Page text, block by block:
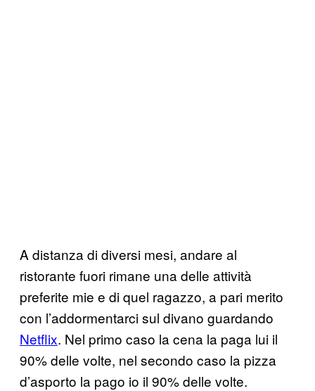
A distanza di diversi mesi, andare al
ristorante fuori rimane una delle attività
preferite mie e di quel ragazzo, a pari merito
con l’addormentarci sul divano guardando
Netflix. Nel primo caso la cena la paga lui il
90% delle volte, nel secondo caso la pizza
d’asporto la pago io il 90% delle volte.